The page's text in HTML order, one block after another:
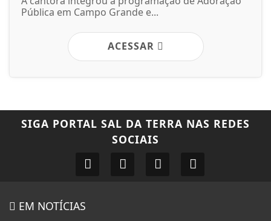
Pública em Campo Grande e...
ACESSAR
SIGA PORTAL SAL DA TERRA NAS REDES
SOCIAIS
EM NOTÍCIAS